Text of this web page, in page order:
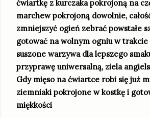
ćwiartkę z kurczaka pokrojoną na
marchew pokrojoną dowolnie,
zmniejszyć ogień zebrać powstałe
gotować na wolnym ogniu w
suszone warzywa dla lepszego
przyprawę uniwersalną, ziela
Gdy mięso na ćwiartce robi się już
ziemniaki pokrojone w kostkę i
miękkości